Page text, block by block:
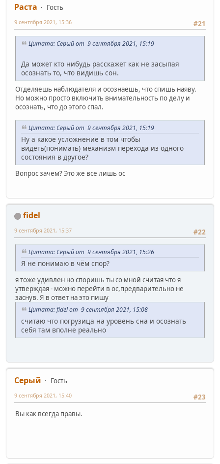
Раста
Гость
#21
9 сентября 2021, 15:36
Цитата: Серый от 9 сентября 2021, 15:19
Да может кто нибудь расскажет как не засыпая
осознать то, что видишь сон.
Отделяешь наблюдателя и осознаешь, что спишь наяву.
Но можно просто включить внимательность по делу и
осознать, что до этого спал.
Цитата: Серый от 9 сентября 2021, 15:19
Ну а какое усложнение в том чтобы
видеть(понимать) механизм перехода из одного
состояния в другое?
Вопрос зачем? Это же все лишь ос
fidel
#22
9 сентября 2021, 15:37
Цитата: Серый от 9 сентября 2021, 15:26
Я не понимаю в чём спор?
я тоже удивлен но споришь ты со мной считая что я
утверждая - можно перейти в ос,предварительно не
заснув. Я в ответ на это пишу
Цитата: fidel от 9 сентября 2021, 15:08
считаю что погрузица на уровень сна и осознать
себя там вполне реально
Серый
Гость
#23
9 сентября 2021, 15:40
Вы как всегда правы.